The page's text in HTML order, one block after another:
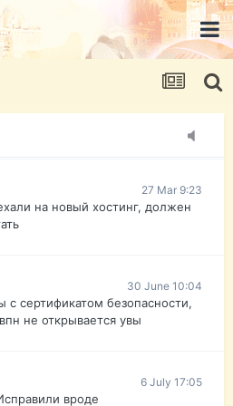
https://pasport-ua.com/
без VPN сайт и форум
27 Mar 9:23
на новый хостинг, должен
30 June 10:04
с сертификатом безопасности,
не открывается увы
6 July 17:05
вроде